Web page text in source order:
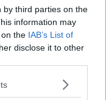
by third parties on the
information may
the IAB’s List of
disclose it to other